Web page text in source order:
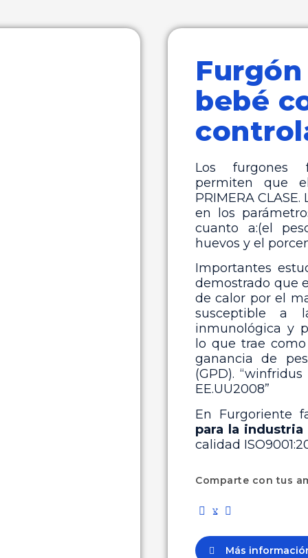
bebé
Los furgones
permiten que
PRIMERA
en los
cuanto a:(el
huevos y el
Importantes
demostrado que
de calor por el
susceptible a
inmunológica y
lo que trae
ganancia de
(GPD).
EE.UU2008”
En Furgoriente
para la industria
calidad
Comparte con tus
Más